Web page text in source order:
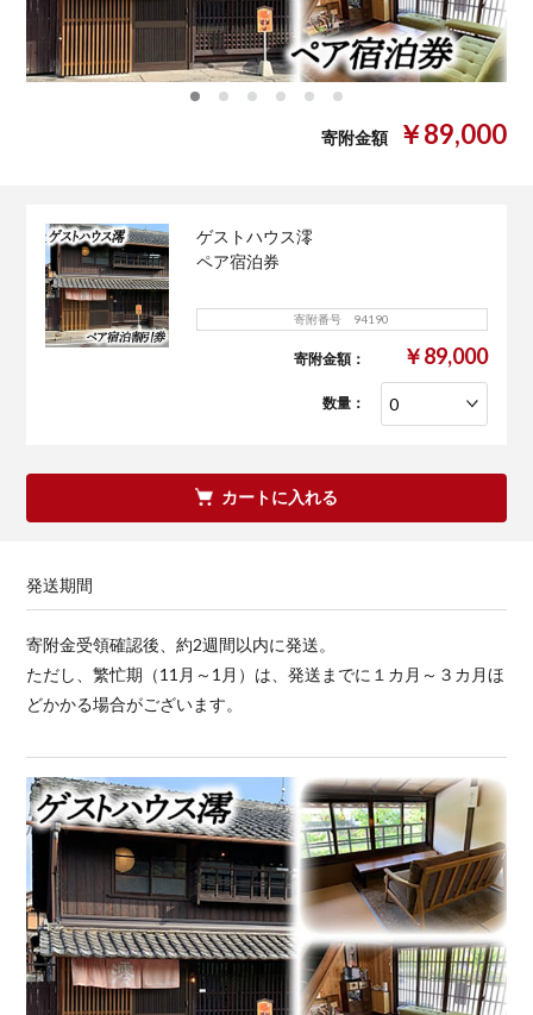
寄附金額 ￥89,000
ゲストハウス澪
ペア宿泊券
寄附番号 94190
寄附金額： ￥89,000
数量：
カートに入れる
発送期間
寄附金受領確認後、約2週間以内に発送。
ただし、繁忙期（11月～1月）は、発送までに１カ月～３カ月ほ
どかかる場合がございます。